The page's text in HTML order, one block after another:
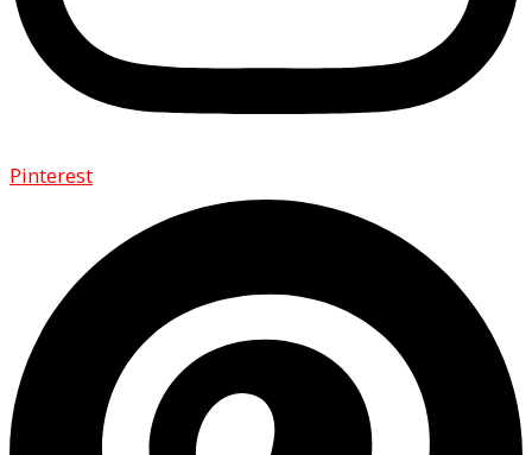
Pinterest